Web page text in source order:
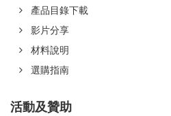
產品目錄下載
影片分享
材料說明
選購指南
活動及贊助